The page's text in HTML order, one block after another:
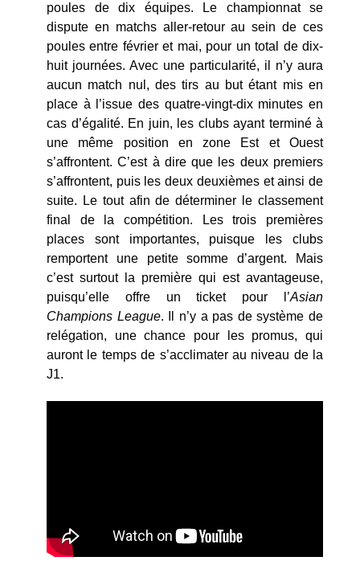
poules de dix équipes. Le championnat se
dispute en matchs aller-retour au sein de ces
poules entre février et mai, pour un total de dix-
huit journées. Avec une particularité, il n’y aura
aucun match nul, des tirs au but étant mis en
place à l’issue des quatre-vingt-dix minutes en
cas d’égalité. En juin, les clubs ayant terminé à
une même position en zone Est et Ouest
s’affrontent. C’est à dire que les deux premiers
s’affrontent, puis les deux deuxièmes et ainsi de
suite. Le tout afin de déterminer le classement
final de la compétition. Les trois premières
places sont importantes, puisque les clubs
remportent une petite somme d’argent. Mais
c’est surtout la première qui est avantageuse,
puisqu’elle offre un ticket pour l’Asian
Champions League. Il n’y a pas de système de
relégation, une chance pour les promus, qui
auront le temps de s’acclimater au niveau de la
J1.